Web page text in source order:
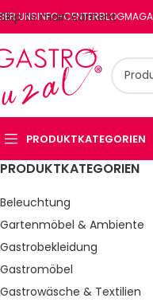
Skip to main content
UNSINFO-CENTERBLOG
PRODUKTKATEGORIEN
PRODUKTKATEGORIEN
Beleuchtung
Gartenmöbel & Ambiente
Gastrobekleidung
Gastromöbel
Gastrowäsche & Textilien